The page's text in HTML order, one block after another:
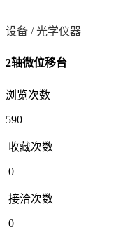
设备 /光学仪器
2轴微位移台
浏览次数
590
收藏次数
0
接洽次数
0